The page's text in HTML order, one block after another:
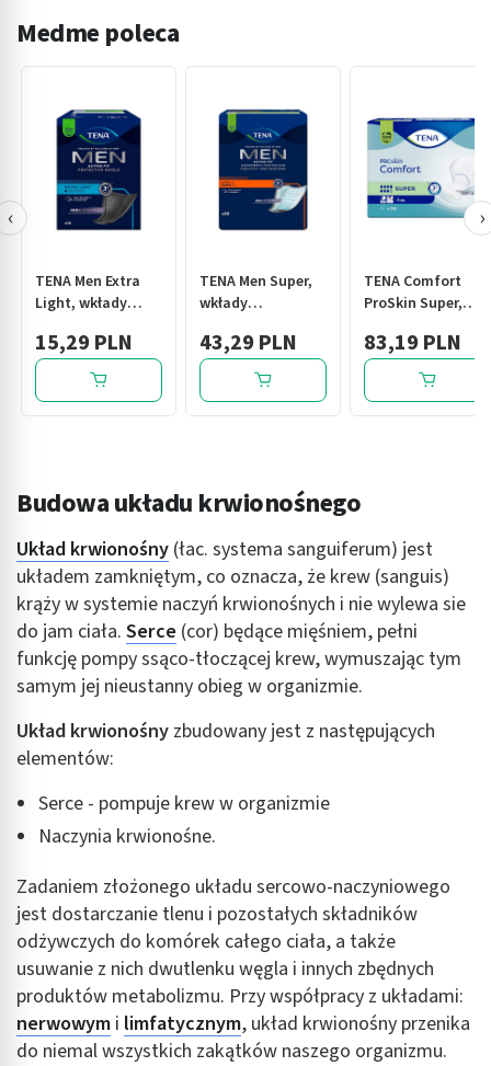
Medme poleca
TENA Men Extra
Light, wkłady
szt.
15,29 PLN
TENA Men Super,
wkłady
level 3, 20 szt.
43,29 PLN
TENA Comfort
ProSkin Super,
anatomiczne, 36
szt.
83,19 PLN
‹ ›
Budowa układu krwionośnego
Układ krwionośny (łac. systema sanguiferum) jest
układem zamkniętym, co oznacza, że krew (sanguis)
krąży w systemie naczyń krwionośnych i nie wylewa sie
do jam ciała. Serce (cor) będące mięśniem, pełni
funkcję pompy ssąco-tłoczącej krew, wymuszając tym
samym jej nieustanny obieg w organizmie.
Układ krwionośny zbudowany jest z następujących
elementów:
Serce - pompuje krew w organizmie
Naczynia krwionośne.
Zadaniem złożonego układu sercowo-naczyniowego
jest dostarczanie tlenu i pozostałych składników
odżywczych do komórek całego ciała, a także
usuwanie z nich dwutlenku węgla i innych zbędnych
produktów metabolizmu. Przy współpracy z układami:
nerwowym i limfatycznym, układ krwionośny przenika
do niemal wszystkich zakątków naszego organizmu.